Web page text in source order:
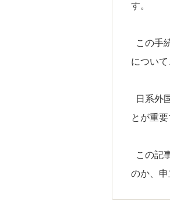
す。
この手
につい
日系外
とが重要
この記
のか、申